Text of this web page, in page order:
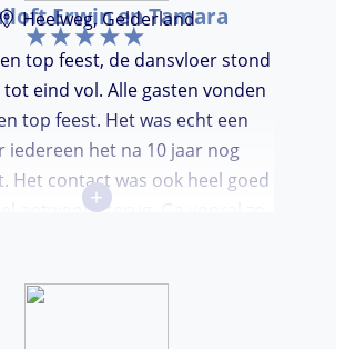
Erwin en Tamara
Heelweg, Gelderland
top feest, de dansvloer stond
eind vol. Alle gasten vonden
top feest. Het was echt een
iedereen het na 10 jaar nog
Het contact was ook heel goed
antwoord terug. Ga vooral zo
+